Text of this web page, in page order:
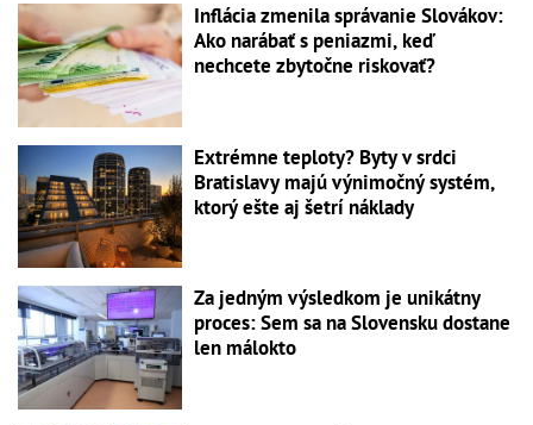
Inflácia zmenila správanie Slovákov:
Ako narábať s peniazmi, keď
nechcete zbytočne riskovať?
Extrémne teploty? Byty v srdci
Bratislavy majú výnimočný systém,
ktorý ešte aj šetrí náklady
Za jedným výsledkom je unikátny
proces: Sem sa na Slovensku dostane
len málokto